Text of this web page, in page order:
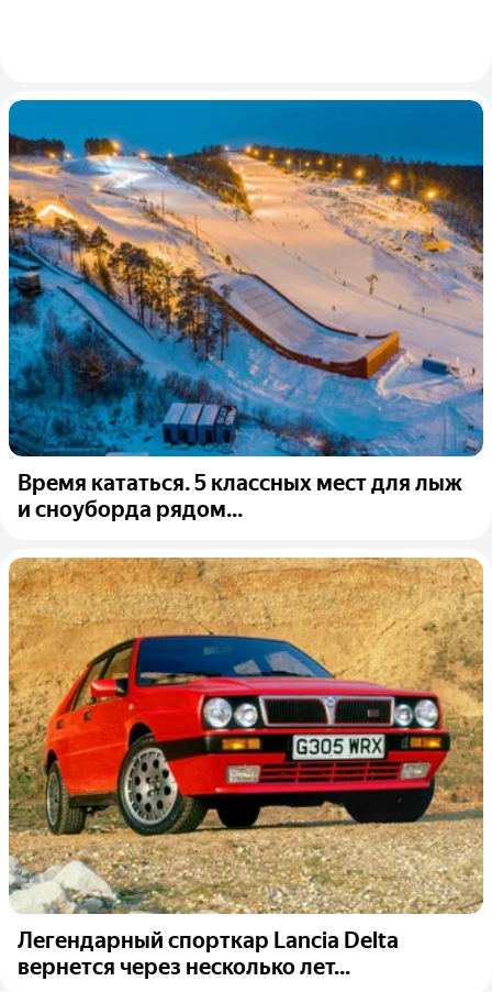
Время кататься. 5 классных мест для лыж
и сноуборда рядом...
Легендарный спорткар Lancia Delta
вернется через несколько лет...